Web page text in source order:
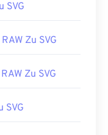
SVG
Zu SVG
Zu SVG
SVG